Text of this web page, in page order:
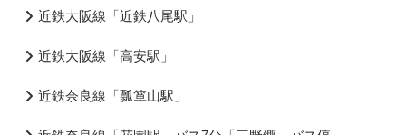
近鉄大阪線「近鉄八尾駅」
近鉄大阪線「高安駅」
近鉄奈良線「瓢箪山駅」